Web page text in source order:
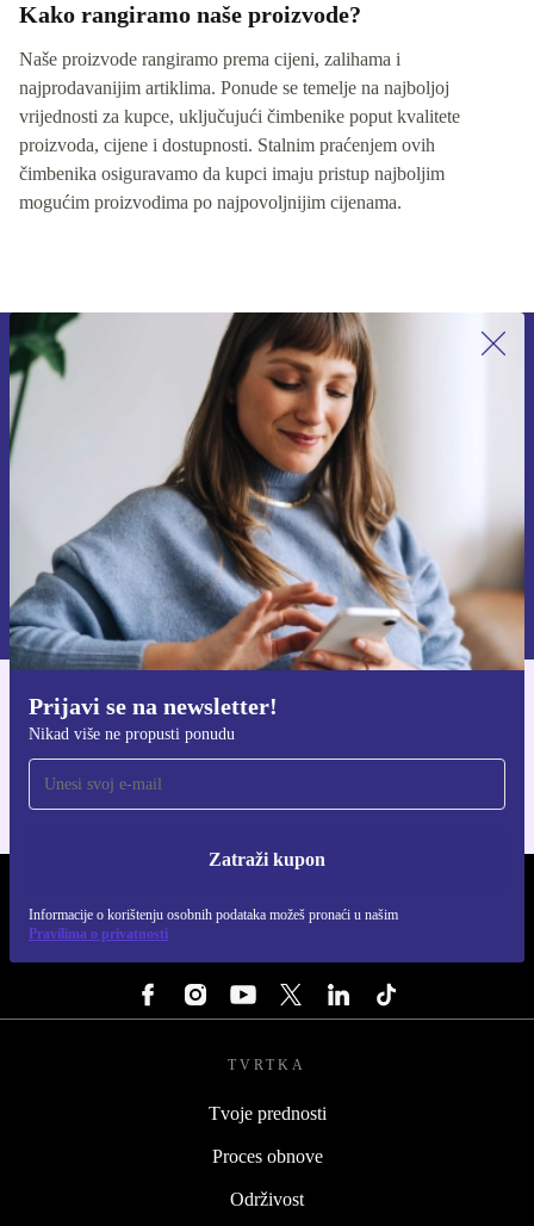
Kako rangiramo naše proizvode?
Naše proizvode rangiramo prema cijeni, zalihama i
najprodavanijim artiklima. Ponude se temelje na najboljoj
vrijednosti za kupce, uključujući čimbenike poput kvalitete
proizvoda, cijene i dostupnosti. Stalnim praćenjem ovih
čimbenika osiguravamo da kupci imaju pristup najboljim
mogućim proizvodima po najpovoljnijim cijenama.
Prijavi se na newsletter!
Nikad više ne propusti ponudu
Zatraži kupon
Informacije o korištenju osobnih podataka možeš pronaći u našim
Pravilima o privatnosti
Prijavi se na newsletter!
Nikad više ne propusti ponudu.
Zatraži kupon
Informacije o korištenju osobnih podataka možeš pronaći u našim
Pravilima privatnosti.
Preuzmi refurbed aplikaciju
Za iOS i Android
TVRTKA
Tvoje prednosti
Proces obnove
Održivost